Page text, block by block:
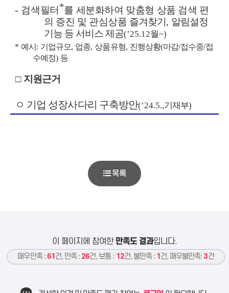
- 검색필터 *를 세분화하여 맞춤형 상품 검색 편
의 증진 및 관심상품 즐겨찾기 , 알림설정
기능 등 서비스 제공(’25.12월~)
* 예시 : 기업규모, 업종, 상품유형, 진행상황(마감/접수중/접
수예정) 등
□ 지원근거
ㅇ 기업 성장사다리 구축방안(’24.5.,기재부)
목록
이 페이지에 참여한 만족도 결과입니다.
매우만족 :61건, 만족 :26건, 보통 : 12건, 불만족 : 1건, 매우불만족:3건